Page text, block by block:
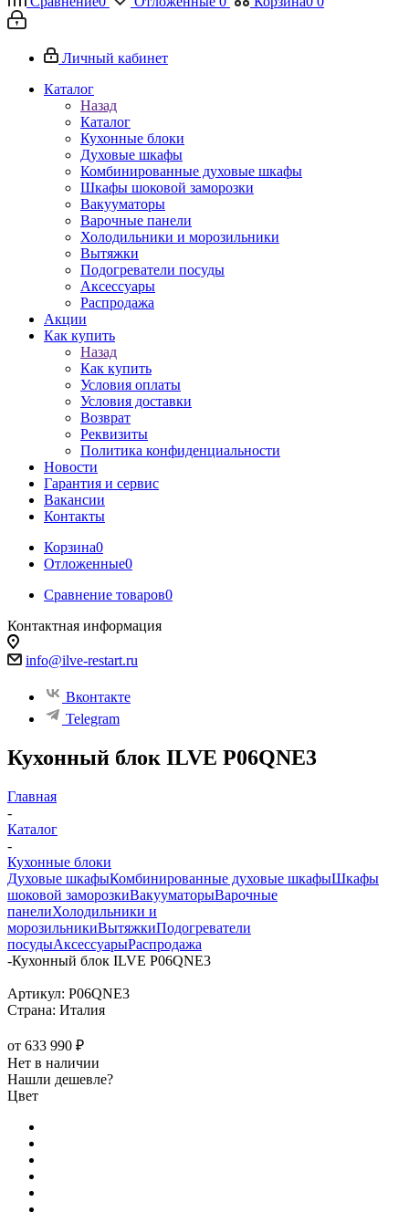
Личный кабинет
Каталог
Назад
Каталог
Кухонные блоки
Духовые шкафы
Комбинированные духовые шкафы
Шкафы шоковой заморозки
Вакууматоры
Варочные панели
Холодильники и морозильники
Вытяжки
Подогреватели посуды
Аксессуары
Распродажа
Акции
Как купить
Назад
Как купить
Условия оплаты
Условия доставки
Возврат
Реквизиты
Политика конфиденциальности
Новости
Гарантия и сервис
Вакансии
Контакты
Корзина0
Отложенные0
Сравнение товаров0
Контактная информация
info@ilve-restart.ru
Вконтакте
Telegram
Кухонный блок ILVE P06QNE3
Главная
-
Каталог
-
Кухонные блоки
Духовые шкафыКомбинированные духовые шкафыШкафы
шоковой заморозкиВакууматорыВарочные
панелиХолодильники и
морозильникиВытяжкиПодогреватели
посудыАксессуарыРаспродажа
-Кухонный блок ILVE P06QNE3
Артикул: P06QNE3
Страна: Италия
от 633 990 ₽
Нет в наличии
Нашли дешевле?
Цвет